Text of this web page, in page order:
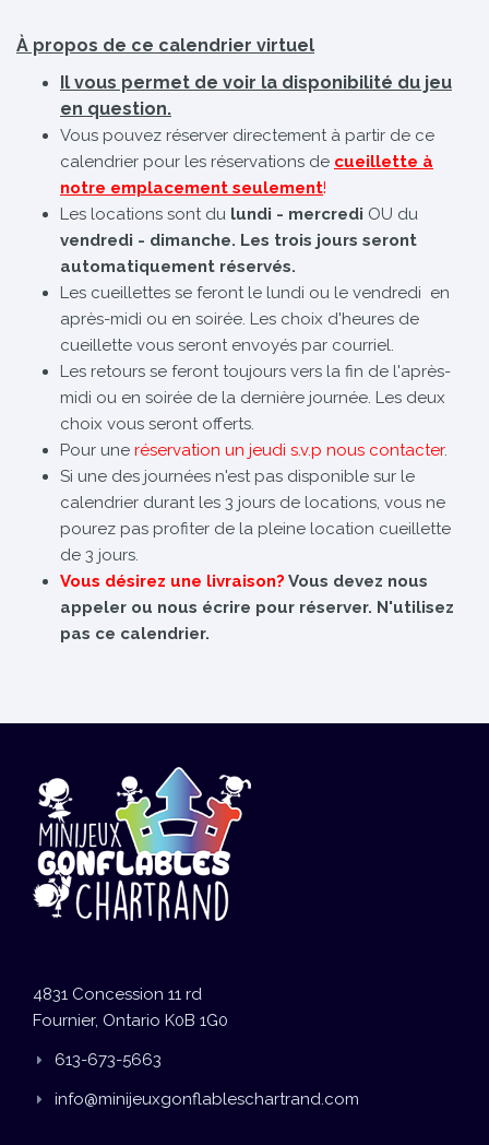
À propos de ce calendrier virtuel
Il vous permet de voir la disponibilité du jeu
en question.
Vous pouvez réserver directement à partir de ce
calendrier pour les réservations de cueillette à
notre emplacement seulement!
Les locations sont du lundi - mercredi OU du
vendredi - dimanche. Les trois jours seront
automatiquement réservés.
Les cueillettes se feront le lundi ou le vendredi en
après-midi ou en soirée. Les choix d'heures de
cueillette vous seront envoyés par courriel.
Les retours se feront toujours vers la fin de l'après-
midi ou en soirée de la dernière journée. Les deux
choix vous seront offerts.
Pour une réservation un jeudi s.v.p nous contacter.
Si une des journées n'est pas disponible sur le
calendrier durant les 3 jours de locations, vous ne
pourez pas profiter de la pleine location cueillette
de 3 jours.
Vous désirez une livraison? Vous devez nous
appeler ou nous écrire pour réserver. N'utilisez
pas ce calendrier.
4831 Concession 11 rd
Fournier, Ontario K0B 1G0
613-673-5663
info@minijeuxgonflableschartrand.com